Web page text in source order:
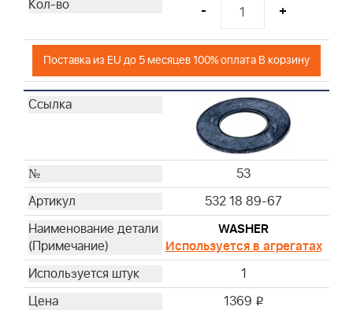
- +
Поставка из EU до 5 месяцев 100% оплата В корзину
53
532 18 89-67
WASHER
Используется в агрегатах
1
1369 i